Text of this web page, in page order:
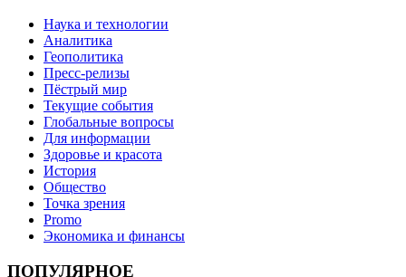
Наука и технологии
Аналитика
Геополитика
Пресс-релизы
Пёстрый мир
Текущие события
Глобальные вопросы
Для информации
Здоровье и красота
История
Общество
Точка зрения
Promo
Экономика и финансы
ПОПУЛЯРНОЕ